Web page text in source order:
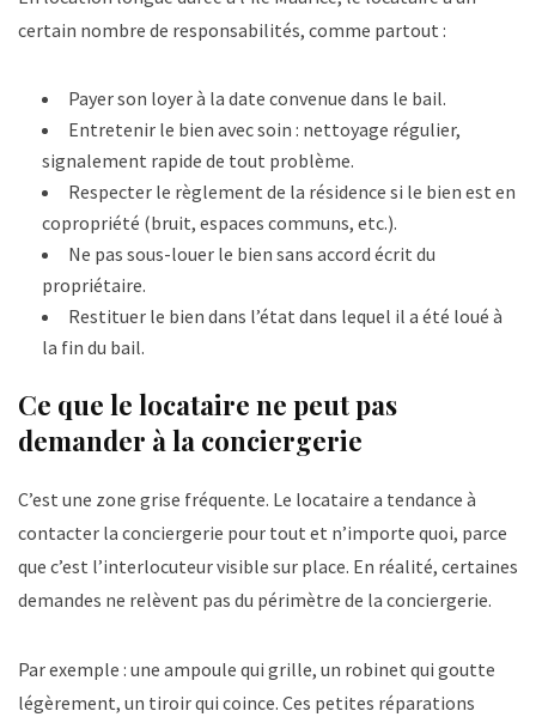
certain nombre de responsabilités, comme partout :
Payer son loyer à la date convenue dans le bail.
Entretenir le bien avec soin : nettoyage régulier,
signalement rapide de tout problème.
Respecter le règlement de la résidence si le bien est en
copropriété (bruit, espaces communs, etc.).
Ne pas sous-louer le bien sans accord écrit du
propriétaire.
Restituer le bien dans l’état dans lequel il a été loué à
la fin du bail.
Ce que le locataire ne peut pas
demander à la conciergerie
C’est une zone grise fréquente. Le locataire a tendance à
contacter la conciergerie pour tout et n’importe quoi, parce
que c’est l’interlocuteur visible sur place. En réalité, certaines
demandes ne relèvent pas du périmètre de la conciergerie.
Par exemple : une ampoule qui grille, un robinet qui goutte
légèrement, un tiroir qui coince. Ces petites réparations